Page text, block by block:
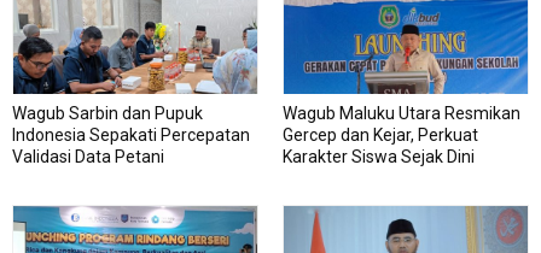
Wagub Sarbin dan Pupuk
Indonesia Sepakati Percepatan
Validasi Data Petani
Wagub Maluku Utara Resmikan
Gercep dan Kejar, Perkuat
Karakter Siswa Sejak Dini